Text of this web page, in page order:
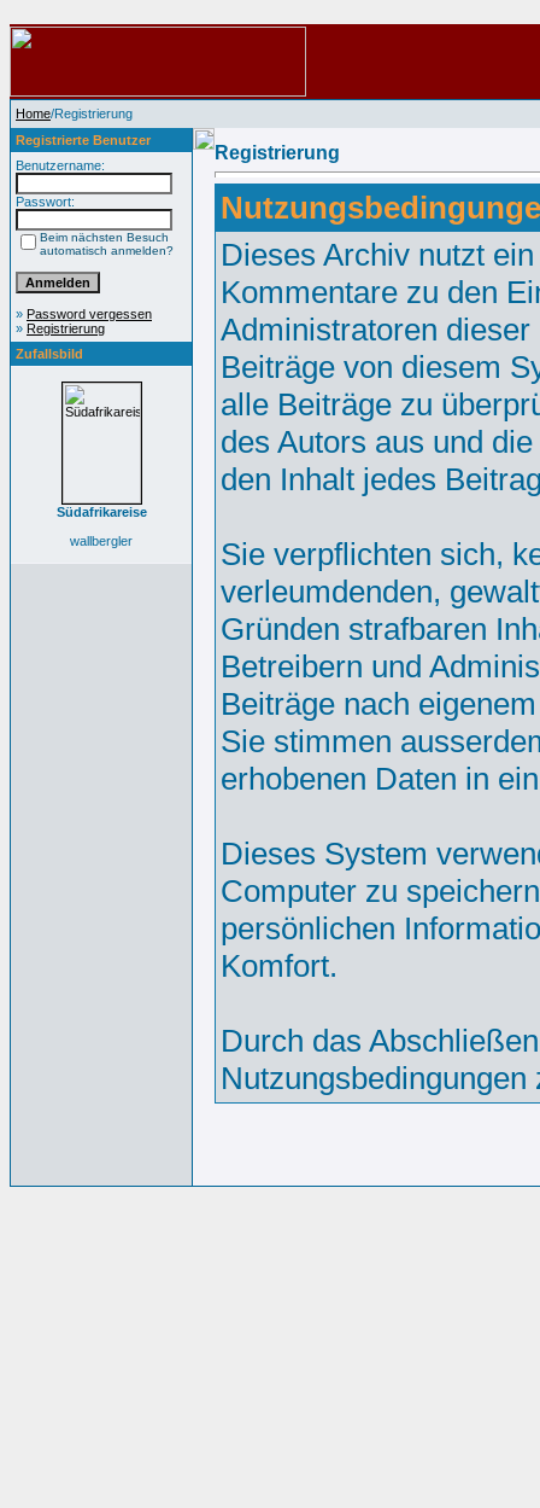
Home/Registrierung
Registrierte Benutzer
Benutzername:
Passwort:
Beim nächsten Besuch
automatisch anmelden?
» Password vergessen
» Registrierung
Zufallsbild
Südafrikareise
wallbergler
Registrierung
Dieses Archiv nutzt
Kommentare zu den
Administratoren
Beiträge von diesem
alle Beiträge zu
des Autors aus und
den Inhalt jedes
Sie verpflichten sich,
verleumdenden,
Gründen strafbaren
Betreibern und
Beiträge nach
Sie stimmen
erhobenen Daten in
Dieses System
Computer zu
persönlichen
Komfort.
Durch das
Nutzungsbedingungen